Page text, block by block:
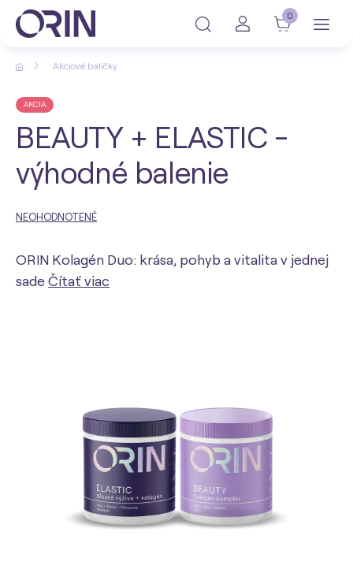
0
Akciové balíčky
AKCIA
BEAUTY + ELASTIC -
výhodné balenie
NEOHODNOTENÉ
ORIN Kolagén Duo: krása, pohyb a vitalita v jednej
sade Čítať viac